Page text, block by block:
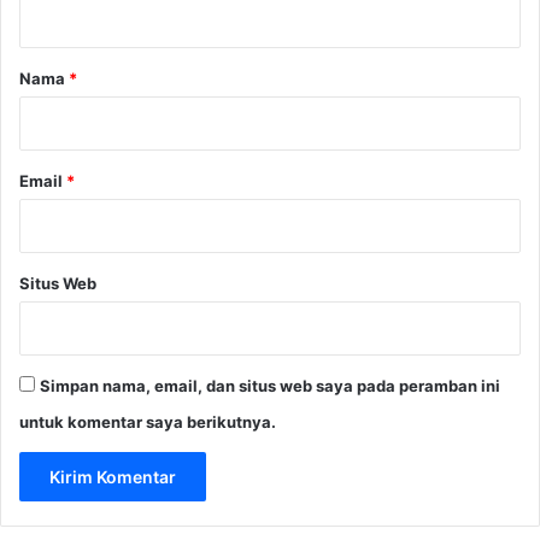
M
i
a
n
a
h
t
a
M
I
r
Nama *
Email *
Situs Web
Simpan nama, email, dan situs web saya pada peramban ini
untuk komentar saya berikutnya.